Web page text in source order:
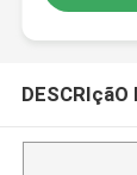
DESCRIçãO